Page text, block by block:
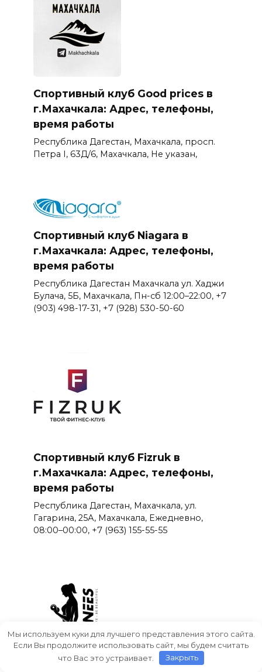
Спортивный клуб Good prices в
г.Махачкала: Адрес, телефоны,
время работы
Республика Дагестан, Махачкала, просп.
Петра I, 63Д/6, Махачкала, Не указан,
Спортивный клуб Niagara в
г.Махачкала: Адрес, телефоны,
время работы
Республика Дагестан Махачкала ул. Хаджи
Булача, 5Б, Махачкала, Пн-сб 12:00–22:00, +7
(903) 498-17-31, +7 (928) 530-50-60
Спортивный клуб Fizruk в
г.Махачкала: Адрес, телефоны,
время работы
Республика Дагестан, Махачкала, ул.
Гагарина, 25А, Махачкала, Ежедневно,
08:00–00:00, +7 (963) 155-55-55
Мы используем куки для лучшего представления этого сайта.
Если Вы продолжите использовать сайт, мы будем считать
что Вас это устраивает.
Закрыть